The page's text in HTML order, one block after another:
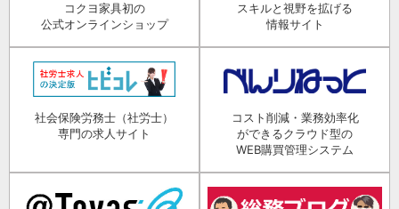
コクヨ家具初の
公式オンラインショップ
スキルと視野を拡げる
情報サイト
社会保険労務士（社労士）
専門の求人サイト
コスト削減・業務効率化
ができるクラウド型の
WEB購買管理システム